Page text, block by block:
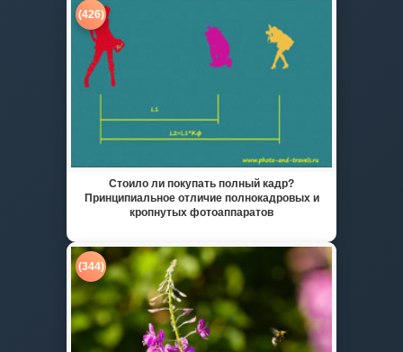
(426)
Стоило ли покупать полный кадр?
Принципиальное отличие полнокадровых и
кропнутых фотоаппаратов
(344)